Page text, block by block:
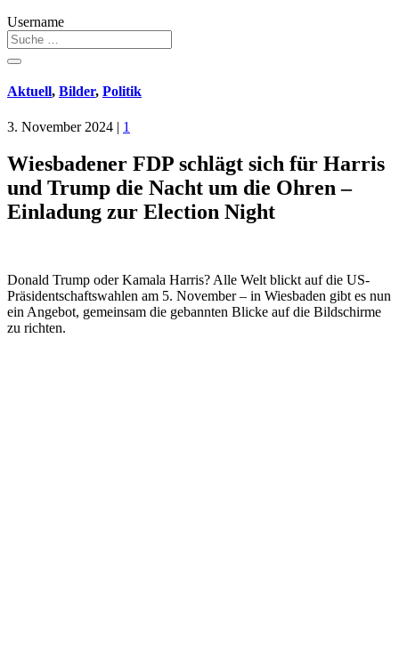
Username
Aktuell, Bilder, Politik
3. November 2024 | 1
Wiesbadener FDP schlägt sich für Harris
und Trump die Nacht um die Ohren –
Einladung zur Election Night
Donald Trump oder Kamala Harris? Alle Welt blickt auf die US-
Präsidentschaftswahlen am 5. November – in Wiesbaden gibt es nun
ein Angebot, gemeinsam die gebannten Blicke auf die Bildschirme
zu richten.